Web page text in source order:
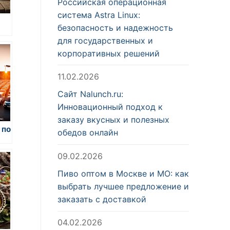
система Astra Linux:
безопасность и надежность
для государственных и
корпоративных решений
11.02.2026
Сайт Nalunch.ru:
Инновационный подход к
заказу вкусных и полезных
обедов онлайн
09.02.2026
Пиво оптом в Москве и МО: как
выбрать лучшее предложение и
заказать с доставкой
04.02.2026